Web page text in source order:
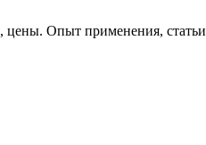
цены. Опыт применения, статьи